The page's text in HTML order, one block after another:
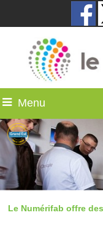
Menu
Le Numérifab offre